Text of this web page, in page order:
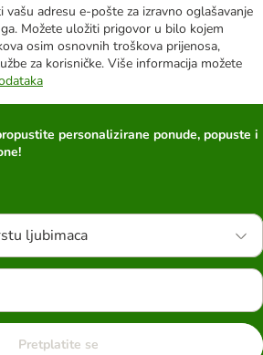
adresu e-pošte za izravno oglašavanje
Možete uložiti prigovor u bilo kojem
osim osnovnih troškova prijenosa,
za korisničke. Više informacija možete
personalizirane ponude, popuste i
ljubimaca
Pretplatite se